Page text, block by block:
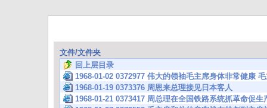
文件/文件夹
回上层目录
1968-01-02 0372977 伟大的领袖毛主席身体非常健康
1968-01-19 0373376 周恩来总理接见日本客人
1968-01-21 0373417 周总理在全国铁路系统抓革命促